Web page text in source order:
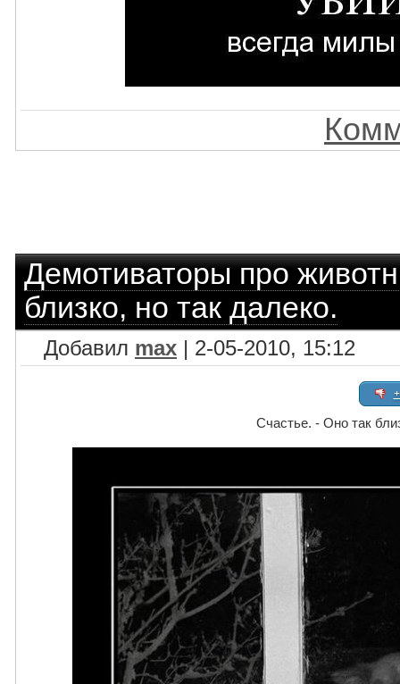
Демотиваторы про
близко, но так далеко.
Добавил max | 2-05-2010, 15:12
Счастье. - Оно так